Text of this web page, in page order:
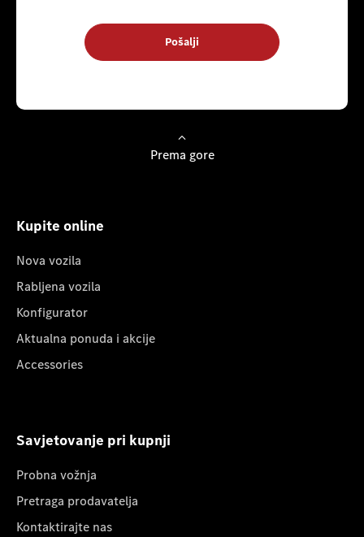
Pošalji
Prema gore
Kupite online
Nova vozila
Rabljena vozila
Konfigurator
Aktualna ponuda i akcije
Accessories
Savjetovanje pri kupnji
Probna vožnja
Pretraga prodavatelja
Kontaktirajte nas